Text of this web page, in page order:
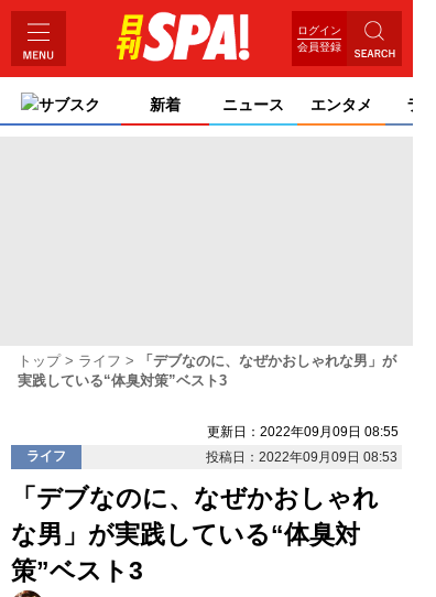
ログイン
会員登録
サブスク 新着 ニュース エンタメ ライ
トップ ライフ
「デブなのに、なぜかおしゃれな男」が
実践している“体臭対策”ベスト3
更新日：2022年09月09日 08:55
ライフ
投稿日：2022年09月09日 08:53
「デブなのに、なぜかおしゃれ
な男」が実践している“体臭対
策”ベスト3